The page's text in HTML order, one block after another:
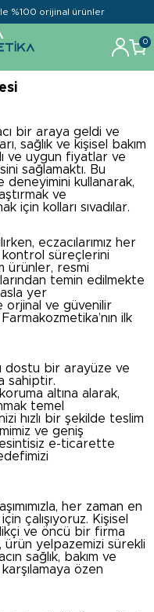
%100 orijinal ürünler
0
bir araya geldi ve
sağlık ve kişisel bakım
ve uygun fiyatlar ve
sağlamaktı. Bu
deneyimini kullanarak,
ve
için kolları sıvadılar.
eczacılarımız her
süreçlerini
ürünler, resmi
temin edilmekte
yer
orjinal ve güvenilir
ilk
dostu bir arayüze ve
sahiptir.
altına alarak,
temel
hızlı bir şekilde teslim
ve geniş
e-ticarette
her zaman en
çalışıyoruz. Kişisel
ve öncü bir firma
ürün yelpazemizi sürekli
sağlık, bakım ve
özen